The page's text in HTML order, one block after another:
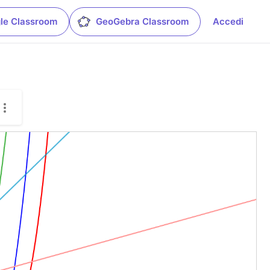
Classroom GeoGebra Classroom Accedi